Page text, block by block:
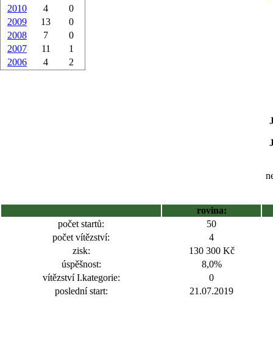
2010
4
0
2009
13
0
2008
7
0
2007
11
1
2006
4 2
rovina:
počet startů:
50
počet vítězství:
4
zisk:
130 300 Kč
úspěšnost:
8,0%
vítězství I.kategorie:
0
poslední start:
21.07.2019